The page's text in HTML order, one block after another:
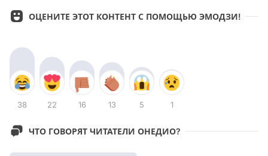
ОЦЕНИТЕ ЭТОТ КОНТЕНТ С ПОМОЩЬЮ ЭМОДЗИ!
38 22 16 13 5 1
ЧТО ГОВОРЯТ ЧИТАТЕЛИ ОНЕДИО?